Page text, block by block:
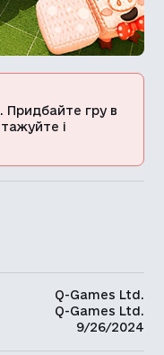
Придбайте гру в
і
Q-Games Ltd.
Q-Games Ltd.
9/26/2024